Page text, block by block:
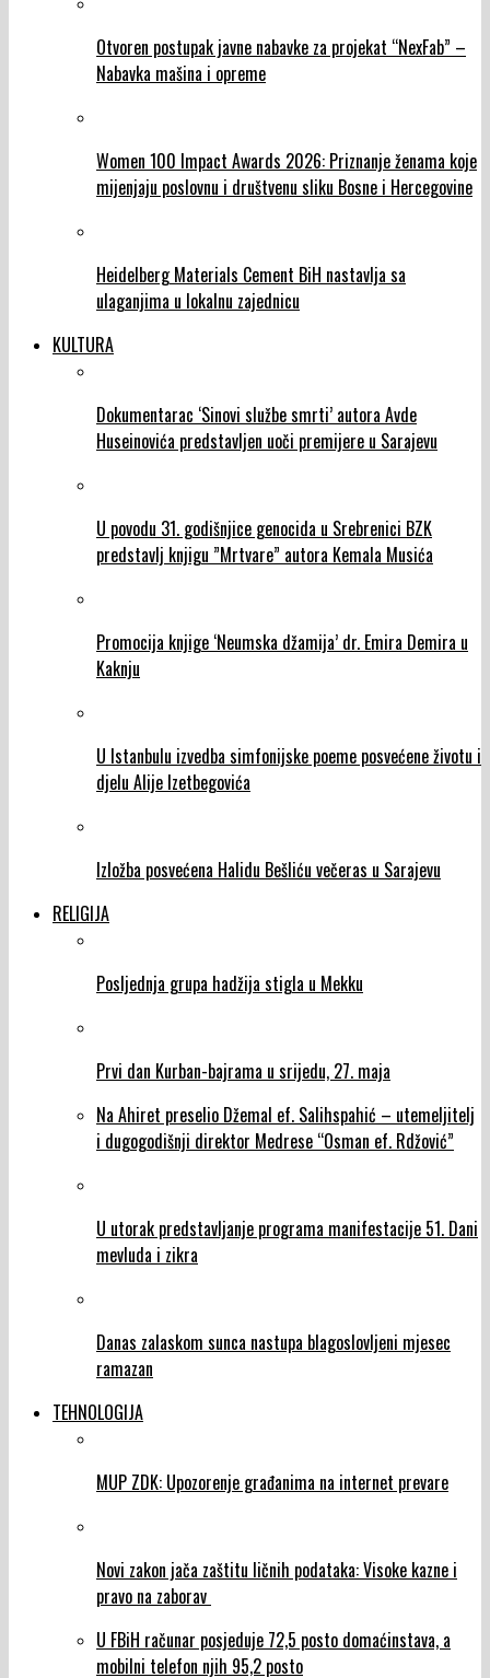
Otvoren postupak javne nabavke za projekat “NexFab” –
Nabavka mašina i opreme
Women 100 Impact Awards 2026: Priznanje ženama koje
mijenjaju poslovnu i društvenu sliku Bosne i Hercegovine
Heidelberg Materials Cement BiH nastavlja sa
ulaganjima u lokalnu zajednicu
KULTURA
Dokumentarac ‘Sinovi službe smrti’ autora Avde
Huseinovića predstavljen uoči premijere u Sarajevu
U povodu 31. godišnjice genocida u Srebrenici BZK
predstavlj knjigu ”Mrtvare” autora Kemala Musića
Promocija knjige ‘Neumska džamija’ dr. Emira Demira u
Kaknju
U Istanbulu izvedba simfonijske poeme posvećene životu i
djelu Alije Izetbegovića
Izložba posvećena Halidu Bešliću večeras u Sarajevu
RELIGIJA
Posljednja grupa hadžija stigla u Mekku
Prvi dan Kurban-bajrama u srijedu, 27. maja
Na Ahiret preselio Džemal ef. Salihspahić – utemeljitelj
i dugogodišnji direktor Medrese “Osman ef. Rdžović”
U utorak predstavljanje programa manifestacije 51. Dani
mevluda i zikra
Danas zalaskom sunca nastupa blagoslovljeni mjesec
ramazan
TEHNOLOGIJA
MUP ZDK: Upozorenje građanima na internet prevare
Novi zakon jača zaštitu ličnih podataka: Visoke kazne i
pravo na zaborav
U FBiH računar posjeduje 72,5 posto domaćinstava, a
mobilni telefon njih 95,2 posto